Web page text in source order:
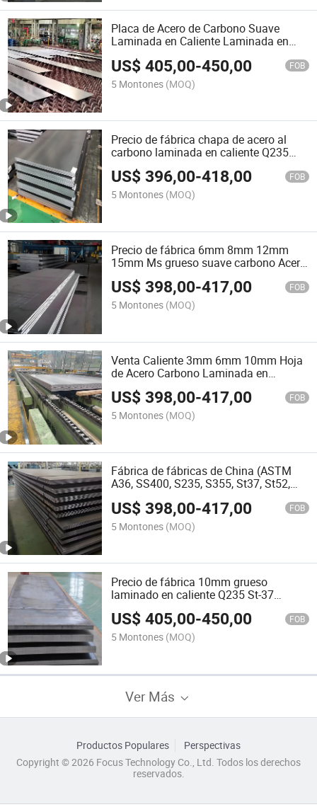
Placa de Acero de Carbono Suave
Laminada en Caliente Laminada en
T37 Q355 Q235B
US$405,00-450,00 FOB
5 Montones (MOQ)
Precio de fábrica chapa de acero al
carbono laminada en caliente Q235
Q355 S235jr S275jr S355jr
US$396,00-418,00 FOB
5 Montones (MOQ)
Precio de fábrica 6mm 8mm 12mm
15mm Ms grueso suave carbono Acero
planchas pilas de chapa Acero
US$398,00-417,00 FOB
5 Montones (MOQ)
Venta Caliente 3mm 6mm 10mm Hoja
de Acero Carbono Laminada en
Caliente Q235 Q345 A36 Ss400 Placa
de Acero Carbono
US$398,00-417,00 FOB
5 Montones (MOQ)
Fábrica de fábricas de China (ASTM
A36, SS400, S235, S355, St37, St52,
caliente Chapa de acero al carbono
suave para materiales de construcción
y construcción
US$398,00-417,00 FOB
5 Montones (MOQ)
Precio de fábrica 10mm grueso
laminado en caliente Q235 St-37
S235jr S355jr Chapa de acero para
construcción
US$405,00-450,00 FOB
5 Montones (MOQ)
Ver Más
Productos Populares
Perspectivas
Copyright © 2026 Focus Technology Co., Ltd. Todos los derechos
reservados.